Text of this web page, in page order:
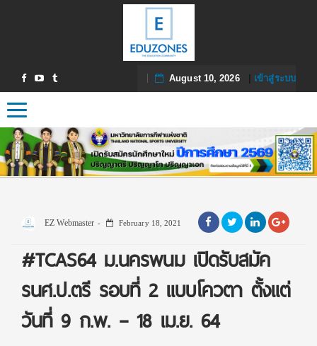
August 10, 2026| เข้าสู่ระบบ
Toggle navigation
EZ Webmaster February 18, 2021
#TCAS64 ม.นครพนม เปิดรับสมัค
รนศ.ป.ตรี รอบที่ 2 แบบโควตา​ ตั้งแต่
วันที่ 9 ก.พ. – 18 เม.ย. 64